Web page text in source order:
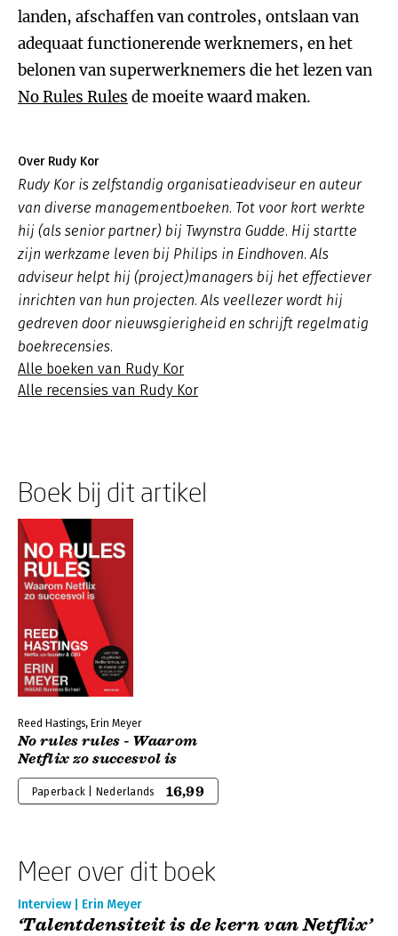
landen, afschaffen van controles, ontslaan van
adequaat functionerende werknemers, en het
belonen van superwerknemers die het lezen van
No Rules Rules de moeite waard maken.
Over Rudy Kor
Rudy Kor is zelfstandig organisatieadviseur en auteur
van diverse managementboeken. Tot voor kort werkte
hij (als senior partner) bij Twynstra Gudde. Hij startte
zijn werkzame leven bij Philips in Eindhoven. Als
adviseur helpt hij (project)managers bij het effectiever
inrichten van hun projecten. Als veellezer wordt hij
gedreven door nieuwsgierigheid en schrijft regelmatig
boekrecensies.
Alle boeken van Rudy Kor
Alle recensies van Rudy Kor
Boek bij dit artikel
Reed Hastings, Erin Meyer
No rules rules - Waarom
Netflix zo succesvol is
Paperback | Nederlands 16,99
Meer over dit boek
Interview | Erin Meyer
‘Talentdensiteit is de kern van Netflix’